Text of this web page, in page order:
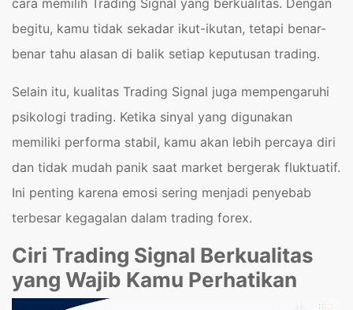
cara memilih Trading Signal yang berkualitas. Dengan
begitu, kamu tidak sekadar ikut-ikutan, tetapi benar-
benar tahu alasan di balik setiap keputusan trading.
Selain itu, kualitas Trading Signal juga mempengaruhi
psikologi trading. Ketika sinyal yang digunakan
memiliki performa stabil, kamu akan lebih percaya diri
dan tidak mudah panik saat market bergerak fluktuatif.
Ini penting karena emosi sering menjadi penyebab
terbesar kegagalan dalam trading forex.
Ciri Trading Signal Berkualitas
yang Wajib Kamu Perhatikan